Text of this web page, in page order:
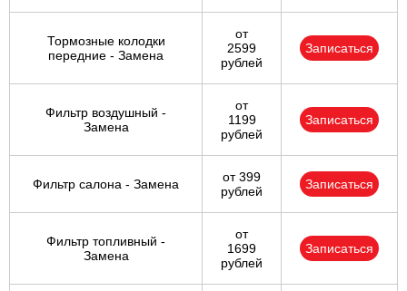
Тормозные колодки
передние - Замена
от
2599
рублей
Записаться
Фильтр воздушный -
Замена
от
1199
рублей
Записаться
Фильтр салона - Замена
от 399
рублей
Записаться
Фильтр топливный -
Замена
от
1699
рублей
Записаться